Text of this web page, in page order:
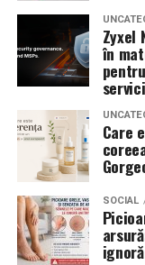
La evenimentele
componente
si fotografii
care roata umple
aspectul general al
Anvelopele
uniforma,
masini de show. In
jantele si intaresc
vorbim despre un
Zyxel
în
Care
SOCIAL